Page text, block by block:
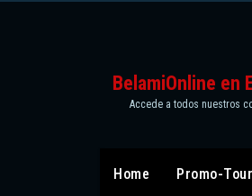
BelamiOnline en
Accede a todos nuestros
Home Promo-Tour